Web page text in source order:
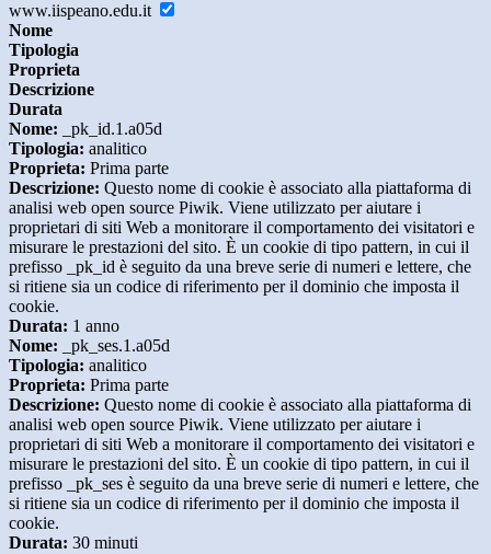
www.iispeano.edu.it
Nome
Tipologia
Proprieta
Descrizione
Durata
Nome: _pk_id.1.a05d
Tipologia: analitico
Proprieta: Prima parte
Descrizione: Questo nome di cookie è associato alla piattaforma di
analisi web open source Piwik. Viene utilizzato per aiutare i
proprietari di siti Web a monitorare il comportamento dei visitatori e
misurare le prestazioni del sito. È un cookie di tipo pattern, in cui il
prefisso _pk_id è seguito da una breve serie di numeri e lettere, che
si ritiene sia un codice di riferimento per il dominio che imposta il
cookie.
Durata: 1 anno
Nome: _pk_ses.1.a05d
Tipologia: analitico
Proprieta: Prima parte
Descrizione: Questo nome di cookie è associato alla piattaforma di
analisi web open source Piwik. Viene utilizzato per aiutare i
proprietari di siti Web a monitorare il comportamento dei visitatori e
misurare le prestazioni del sito. È un cookie di tipo pattern, in cui il
prefisso _pk_ses è seguito da una breve serie di numeri e lettere, che
si ritiene sia un codice di riferimento per il dominio che imposta il
cookie.
Durata: 30 minuti